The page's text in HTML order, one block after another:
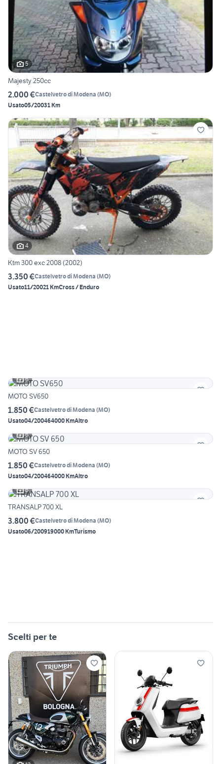
5
Majesty 250cc
2.000 €Castelvetro di Modena (MO)
Usato05/20031 Km
4
Ktm 300 exc 2008 (2002)
3.350 €Castelvetro di Modena (MO)
Usato11/20021 KmCross / Enduro
6
MOTO SV650
1.850 €Castelvetro di Modena (MO)
Usato04/200464000 KmAltro
6
MOTO SV 650
1.850 €Castelvetro di Modena (MO)
Usato04/200464000 KmAltro
6
TRANSALP 700 XL
3.800 €Castelvetro di Modena (MO)
Usato06/200919000 KmTurismo
Scelti per te